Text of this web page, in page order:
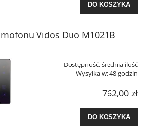
DO KOSZYKA
Vidos Duo M1021B
Dostępność:średnia ilość
Wysyłka w:48 godzin
762,00 zł
DO KOSZYKA